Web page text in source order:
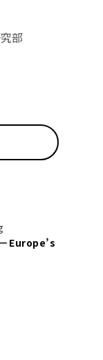
部
Europe’s